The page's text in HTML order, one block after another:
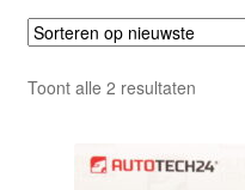
Toont alle 2 resultaten